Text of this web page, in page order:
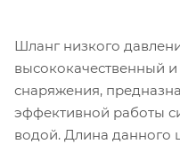
Шланг низкого
высококачественный
снаряжения,
эффективной работы
водой. Длина данного